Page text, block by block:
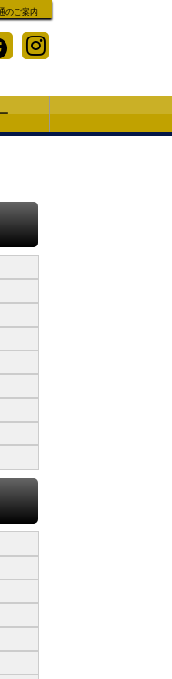
のご案内